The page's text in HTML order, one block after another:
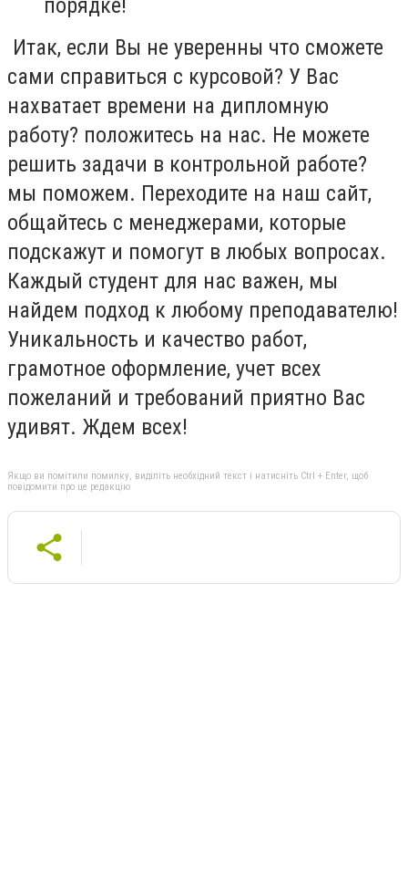
порядке!
Итак, если Вы не уверенны что сможете
сами справиться с курсовой? У Вас
нахватает времени на дипломную
работу? положитесь на нас. Не можете
решить задачи в контрольной работе?
мы поможем. Переходите на наш сайт,
общайтесь с менеджерами, которые
подскажут и помогут в любых вопросах.
Каждый студент для нас важен, мы
найдем подход к любому преподавателю!
Уникальность и качество работ,
грамотное оформление, учет всех
пожеланий и требований приятно Вас
удивят. Ждем всех!
Якщо ви помітили помилку, виділіть необхідний текст і натисніть Ctrl + Enter, щоб
повідомити про це редакцію